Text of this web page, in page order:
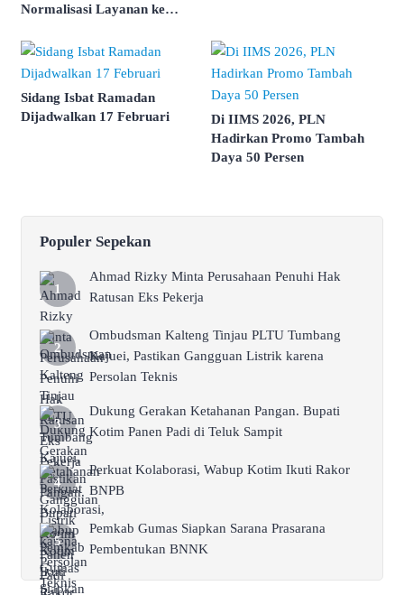
Normalisasi Layanan ke
Sidang Isbat Ramadan
Dijadwalkan 17 Februari
Di IIMS 2026, PLN
Hadirkan Promo Tambah
Daya 50 Persen
Populer Sepekan
Ahmad Rizky Minta Perusahaan Penuhi Hak
Ratusan Eks Pekerja
Ombudsman Kalteng Tinjau PLTU Tumbang
Kajuei, Pastikan Gangguan Listrik karena
Persolan Teknis
Dukung Gerakan Ketahanan Pangan. Bupati
Kotim Panen Padi di Teluk Sampit
Perkuat Kolaborasi, Wabup Kotim Ikuti Rakor
BNPB
Pemkab Gumas Siapkan Sarana Prasarana
Pembentukan BNNK